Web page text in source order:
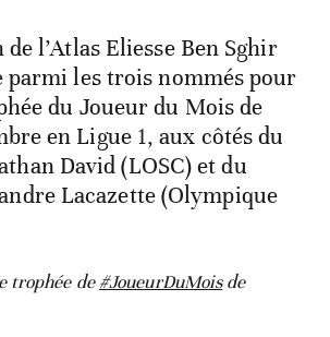
de l’Atlas Eliesse Ben Sghir
parmi les trois nommés pour
du Joueur du Mois de
en Ligue 1, aux côtés du
David (LOSC) et du
Lacazette (Olympique
trophée de#JoueurDuMoisde